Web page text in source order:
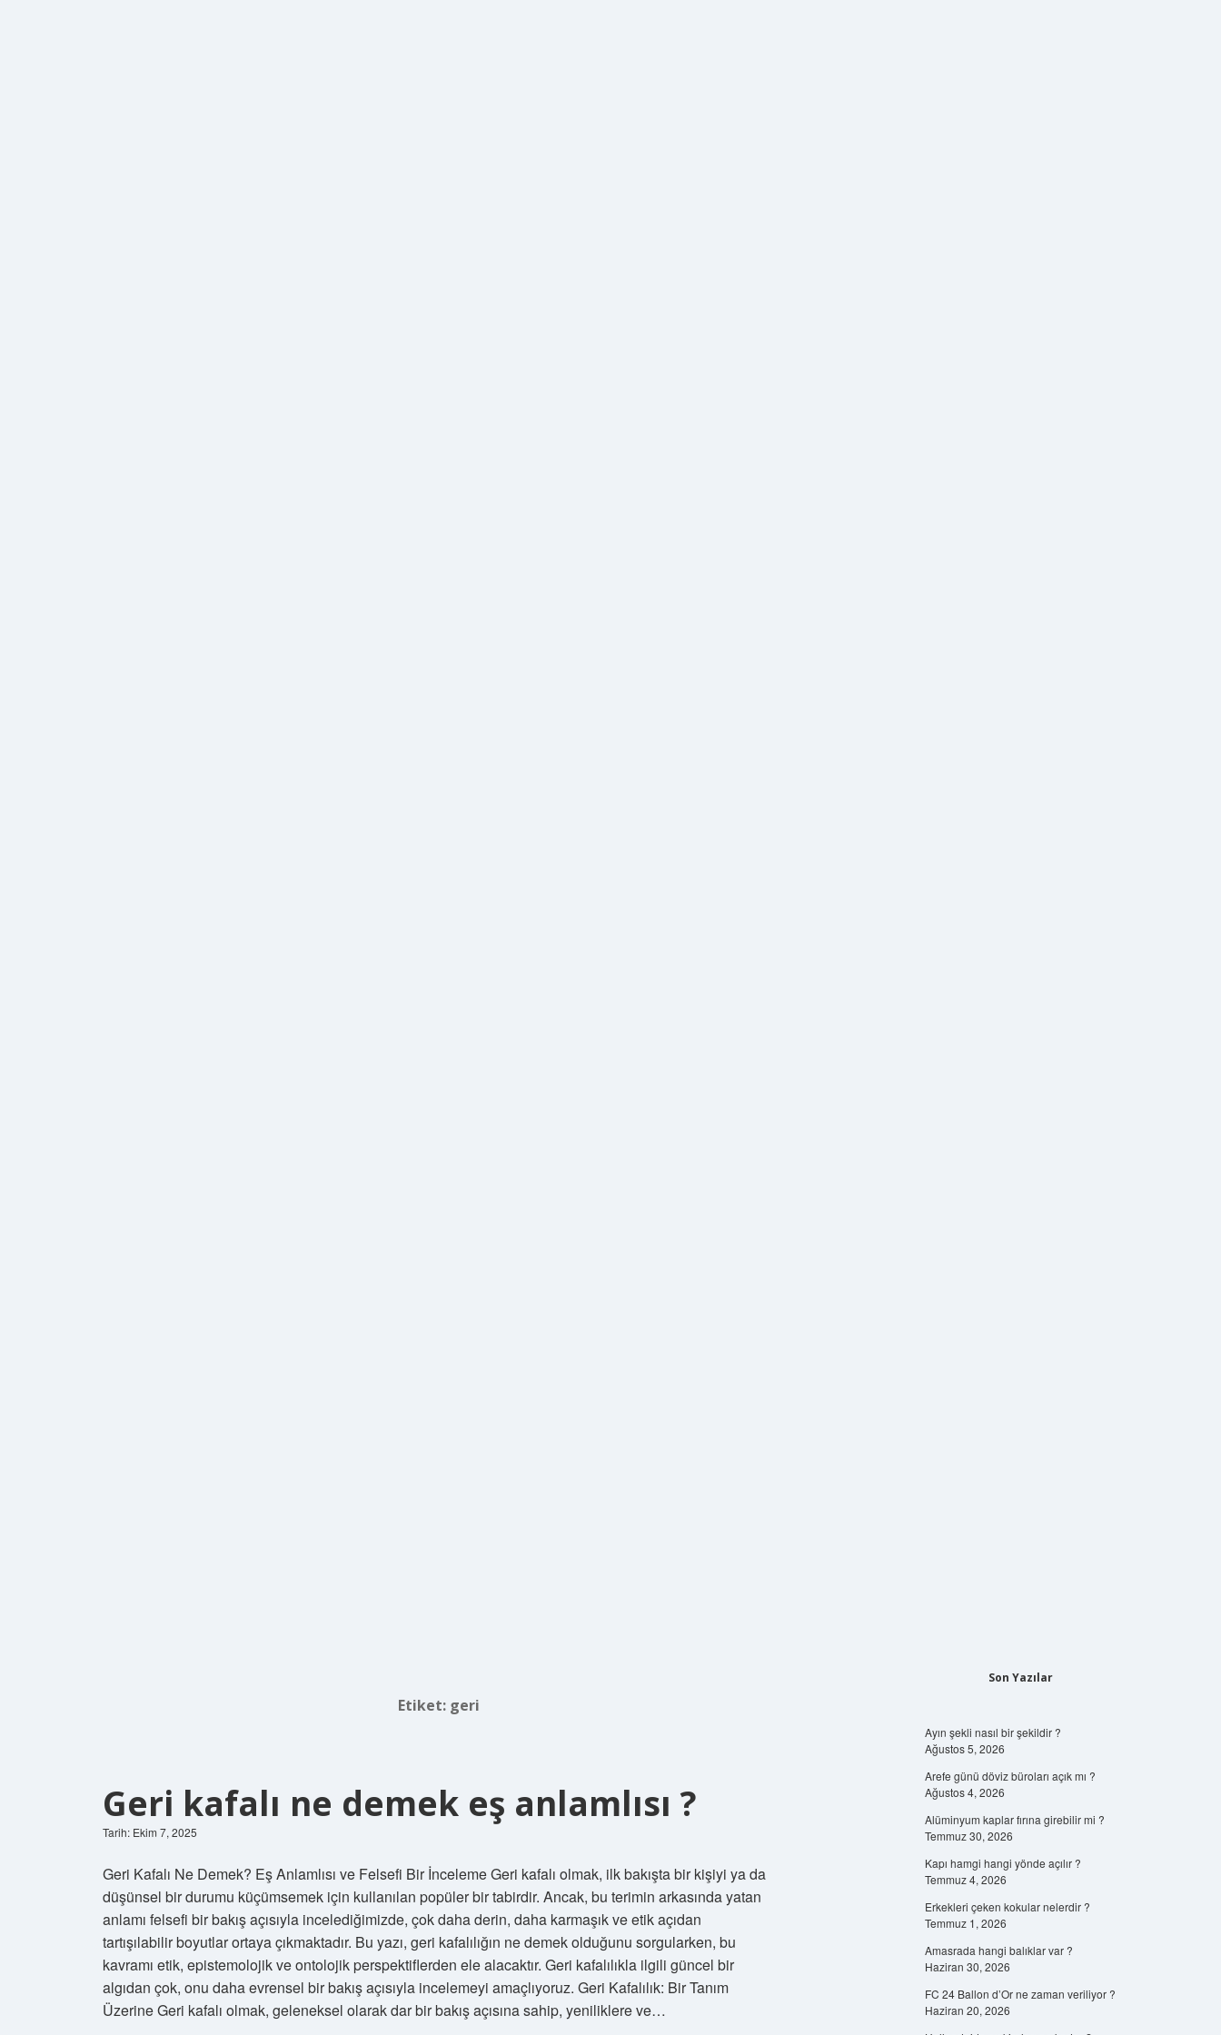
Etiket: geri
Geri kafalı ne demek eş anlamlısı ?
Tarih: Ekim 7, 2025
Geri Kafalı Ne Demek? Eş Anlamlısı ve Felsefi Bir İnceleme Geri kafalı olmak, ilk bakışta bir kişiyi ya da
düşünsel bir durumu küçümsemek için kullanılan popüler bir tabirdir. Ancak, bu terimin arkasında yatan
anlamı felsefi bir bakış açısıyla incelediğimizde, çok daha derin, daha karmaşık ve etik açıdan
tartışılabilir boyutlar ortaya çıkmaktadır. Bu yazı, geri kafalılığın ne demek olduğunu sorgularken, bu
kavramı etik, epistemolojik ve ontolojik perspektiflerden ele alacaktır. Geri kafalılıkla ilgili güncel bir
algıdan çok, onu daha evrensel bir bakış açısıyla incelemeyi amaçlıyoruz. Geri Kafalılık: Bir Tanım
Üzerine Geri kafalı olmak, geleneksel olarak dar bir bakış açısına sahip, yeniliklere ve…
Son Yazılar
Ayın şekli nasıl bir şekildir ?
Ağustos 5, 2026
Arefe günü döviz büroları açık mı ?
Ağustos 4, 2026
Alüminyum kaplar fırına girebilir mi ?
Temmuz 30, 2026
Kapı hamgi hangi yönde açılır ?
Temmuz 4, 2026
Erkekleri çeken kokular nelerdir ?
Temmuz 1, 2026
Amasrada hangi balıklar var ?
Haziran 30, 2026
FC 24 Ballon d’Or ne zaman veriliyor ?
Haziran 20, 2026